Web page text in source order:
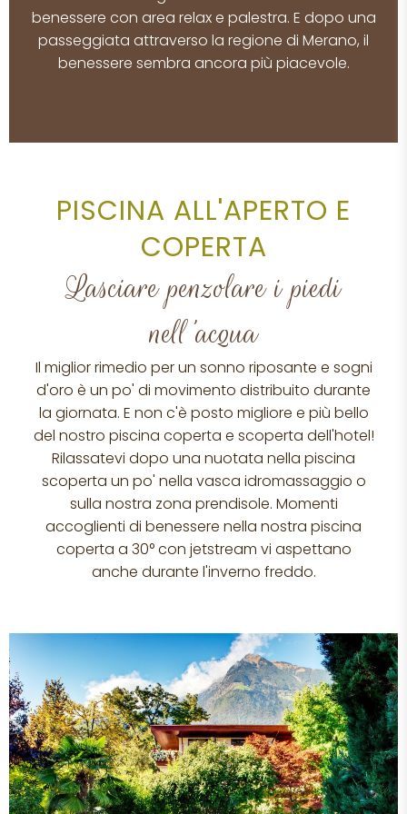
benessere con area relax e palestra. E dopo una
passeggiata attraverso la regione di Merano, il
benessere sembra ancora più piacevole.
PISCINA ALL'APERTO E
COPERTA
Lasciare penzolare i piedi
nell'acqua
Il miglior rimedio per un sonno riposante e sogni
d'oro è un po' di movimento distribuito durante
la giornata. E non c'è posto migliore e più bello
del nostro piscina coperta e scoperta dell'hotel!
Rilassatevi dopo una nuotata nella piscina
scoperta un po' nella vasca idromassaggio o
sulla nostra zona prendisole. Momenti
accoglienti di benessere nella nostra piscina
coperta a 30° con jetstream vi aspettano
anche durante l'inverno freddo.